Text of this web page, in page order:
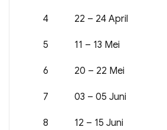
4 22 – 24 April
5 11 – 13 Mei
6 20 – 22 Mei
7 03 – 05 Juni
8 12 – 15 Juni